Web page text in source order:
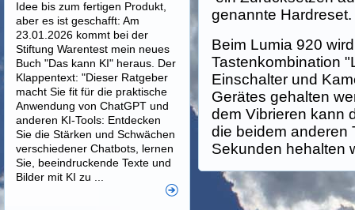
genannte Hardreset.
Beim Lumia 920
Tastenkombination
Einschalter und
Gerätes gehalten
dem Vibrieren kann
die beidem anderen
Sekunden hehalten
Idee bis zum fertigen Produkt,
aber es ist geschafft: Am
23.01.2026 kommt bei der
Stiftung Warentest mein neues
Buch "Das kann KI" heraus. Der
Klappentext: "Dieser Ratgeber
macht Sie fit für die praktische
Anwendung von ChatGPT und
anderen KI-Tools: Entdecken
Sie die Stärken und Schwächen
verschiedener Chatbots, lernen
Sie, beeindruckende Texte und
Bilder mit KI zu ...